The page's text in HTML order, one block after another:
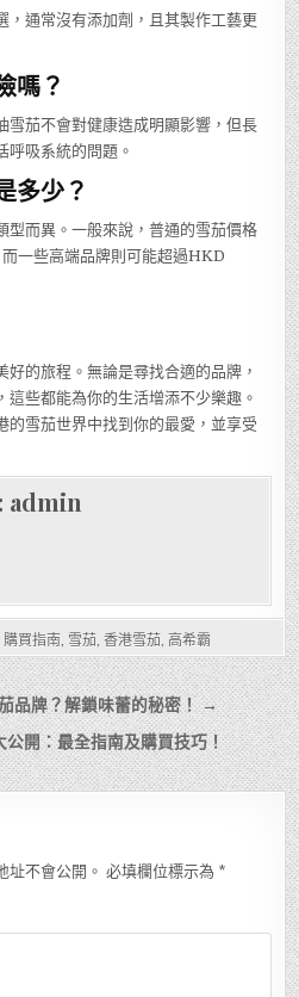
，通常沒有添加劑，且其製作工藝更
嗎？
雪茄不會對健康造成明顯影響，但長
呼吸系統的問題。
多少？
型而異。一般來說，普通的雪茄價格
一些高端品牌則可能超過HKD
的旅程。無論是尋找合適的品牌，
些都能為你的生活增添不少樂趣。
的雪茄世界中找到你的最愛，並享受
admin
購買指南 雪茄 香港雪茄 高希霸
品牌？解鎖味蕾的秘密！ →
開：最全指南及購買技巧！
址不會公開。 必填欄位標示為 *